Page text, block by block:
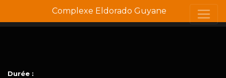
Complexe Eldorado Guyane
Durée :